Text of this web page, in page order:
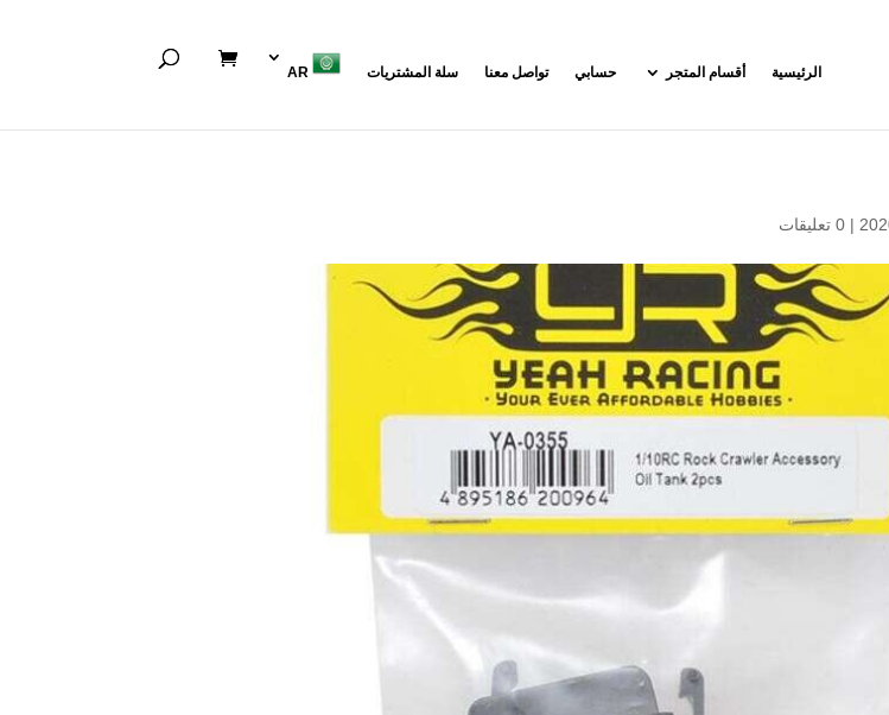
الرئيسية أقسام المتجر حسابي تواصل معنا سلة المشتريات AR
| 0 تعليقات